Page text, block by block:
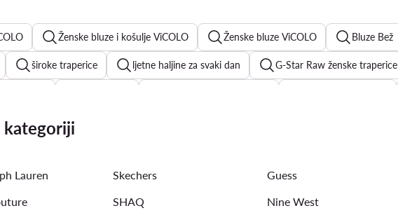
Ženske bluze i košulje ViCOLO Ženske bluze ViCOLO Bluze Bež
široke traperice ljetne haljine za svaki dan G-Star Raw ženske traperice
haljine na točkice
kategoriji
Lauren Skechers Guess
SHAQ Nine West